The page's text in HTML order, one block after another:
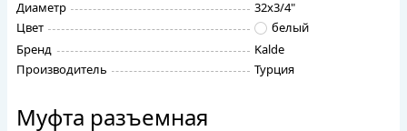
Диаметр
32х3/4"
Цвет
белый
Бренд
Kalde
Производитель
Турция
Муфта разъемная